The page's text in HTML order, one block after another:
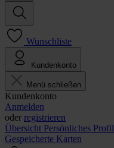
Wunschliste
Kundenkonto
Menü schließen
Kundenkonto
Anmelden
oder registrieren
Übersicht Persönliches Profil
Gespeicherte Karten